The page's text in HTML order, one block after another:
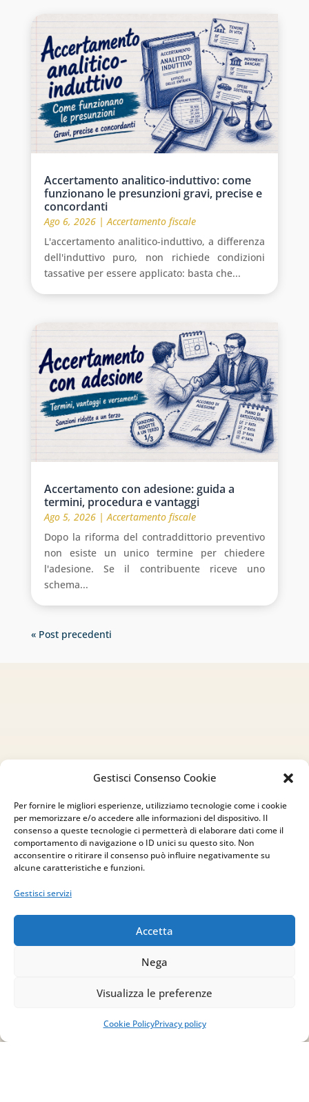
Gestisci Consenso Cookie
Per fornire le migliori esperienze, utilizziamo tecnologie come i cookie
per memorizzare e/o accedere alle informazioni del dispositivo. Il
consenso a queste tecnologie ci permetterà di elaborare dati come il
comportamento di navigazione o ID unici su questo sito. Non
acconsentire o ritirare il consenso può influire negativamente su
alcune caratteristiche e funzioni.
Gestisci servizi
Accetta
Nega
Visualizza le preferenze
Cookie PolicyPrivacy policy
Accertamento analitico-induttivo: come
funzionano le presunzioni gravi, precise e
concordanti
Ago 6, 2026|Accertamento fiscale
L'accertamento analitico-induttivo, a differenza
dell'induttivo puro, non richiede condizioni
tassative per essere applicato: basta che...
Accertamento con adesione: guida a
termini, procedura e vantaggi
Ago 5, 2026|Accertamento fiscale
Dopo la riforma del contraddittorio preventivo
non esiste un unico termine per chiedere
l'adesione. Se il contribuente riceve uno
schema...
« Post precedenti
Indirizzo
via Sant’Alessio, 5